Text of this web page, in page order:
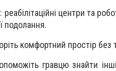
реабілітаційні центри та
подолання.
комфортний простір без
гравцю знайти